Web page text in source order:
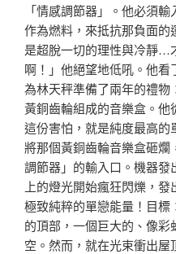
「情感調節器」。他必須
作為燃料，來抵抗那負面
是超脫一切的理性與冷靜…
啊！」他絕望地低吼。他
為林天秤準備了兩年的禮
黃銅齒輪組成的音樂盒。他
這份害怕，就是純度最高的
將那個黃銅齒輪音樂盒砸
調節器」的輸入口。機器
上的燈光開始瘋狂閃爍，
極致純粹的單戀能量！目
的頂部，一個巨大的、像
空。然而，就在光束衝出